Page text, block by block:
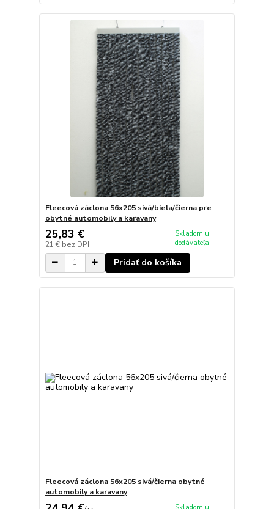
Fleecová záclona 56x205 sivá/biela/čierna pre
obytné automobily a karavany
25,83 €
21 € bez DPH
Skladom u
dodávateľa
Pridať do košíka
Fleecová záclona 56x205 sivá/čierna obytné
automobily a karavany